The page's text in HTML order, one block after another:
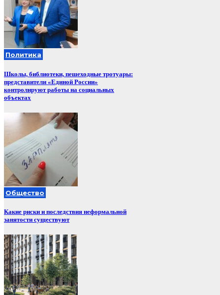
Политика
Школы, библиотеки, пешеходные тротуары:
представители «Единой России»
контролируют работы на социальных
объектах
Общество
Какие риски и последствия неформальной
занятости существуют